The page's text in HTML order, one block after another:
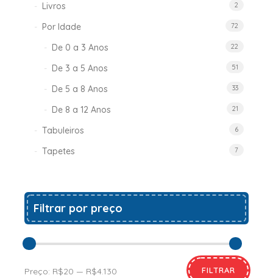
Livros 2
Por Idade 72
De 0 a 3 Anos 22
De 3 a 5 Anos 51
De 5 a 8 Anos 33
De 8 a 12 Anos 21
Tabuleiros 6
Tapetes 7
Filtrar por preço
FILTRAR
Preço: R$20 — R$4.130